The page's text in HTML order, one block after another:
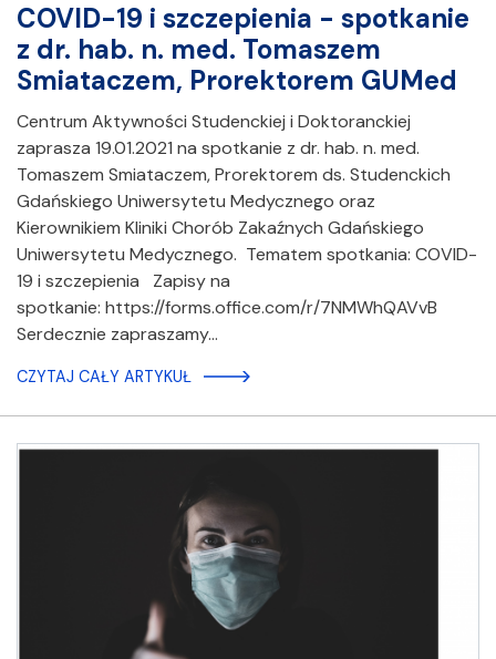
COVID-19 i szczepienia - spotkanie
z dr. hab. n. med. Tomaszem
Smiataczem, Prorektorem GUMed
Centrum Aktywności Studenckiej i Doktoranckiej
zaprasza 19.01.2021 na spotkanie z dr. hab. n. med.
Tomaszem Smiataczem, Prorektorem ds. Studenckich
Gdańskiego Uniwersytetu Medycznego oraz
Kierownikiem Kliniki Chorób Zakaźnych Gdańskiego
Uniwersytetu Medycznego. Tematem spotkania: COVID-
19 i szczepienia Zapisy na
spotkanie: https://forms.office.com/r/7NMWhQAVvB
Serdecznie zapraszamy…
CZYTAJ CAŁY ARTYKUŁ